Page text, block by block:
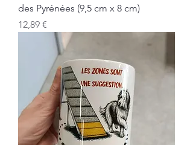
des Pyrénées (9,5 cm x 8 cm)
Prix
12,89 €